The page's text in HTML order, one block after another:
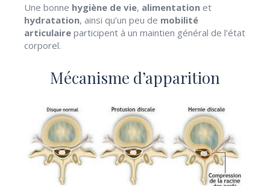
Une bonne hygiène de vie, alimentation et
hydratation, ainsi qu’un peu de mobilité
articulaire participent à un maintien général de l’état
corporel.
Mécanisme d’apparition